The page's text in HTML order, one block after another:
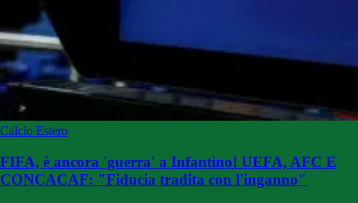
Calcio Estero
FIFA, è ancora 'guerra' a Infantino! UEFA, AFC E
CONCACAF: "Fiducia tradita con l'inganno"